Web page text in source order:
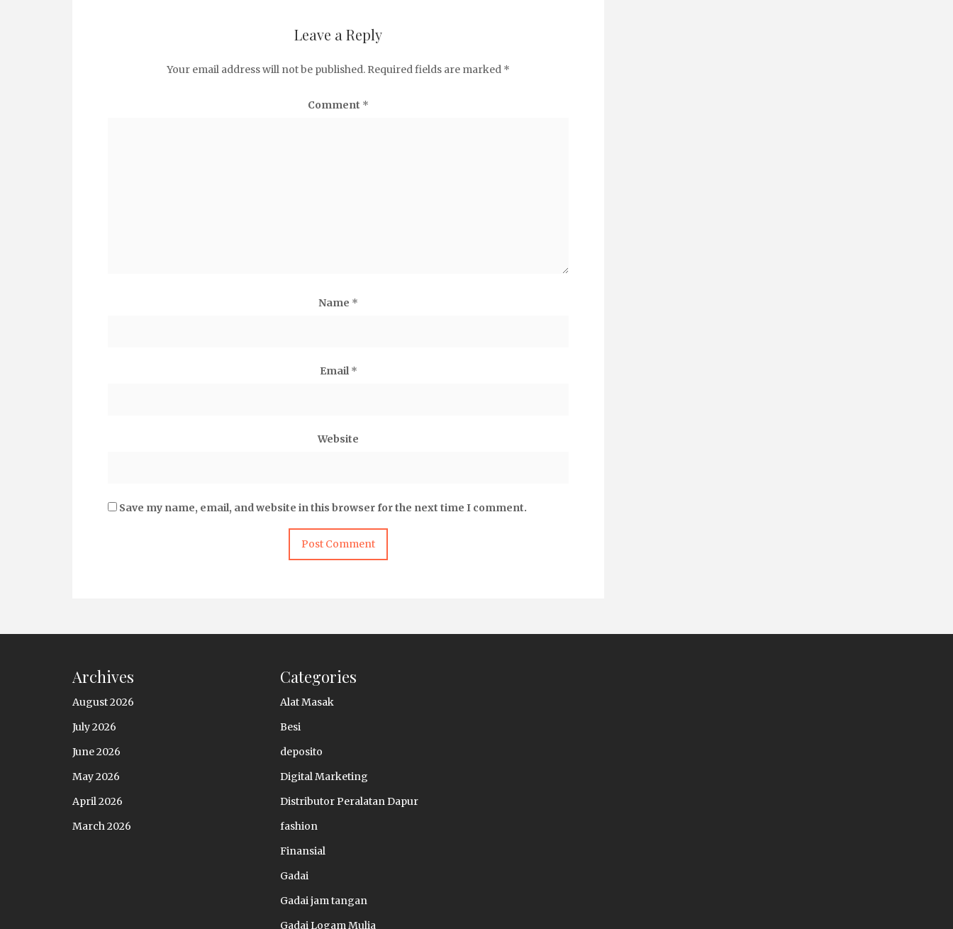
Leave a Reply
Your email address will not be published. Required fields are marked *
Comment *
Name *
Email *
Website
Save my name, email, and website in this browser for the next time I comment.
Archives
August 2026
July 2026
June 2026
May 2026
April 2026
March 2026
Categories
Alat Masak
Besi
deposito
Digital Marketing
Distributor Peralatan Dapur
fashion
Finansial
Gadai
Gadai jam tangan
Gadai Logam Mulia